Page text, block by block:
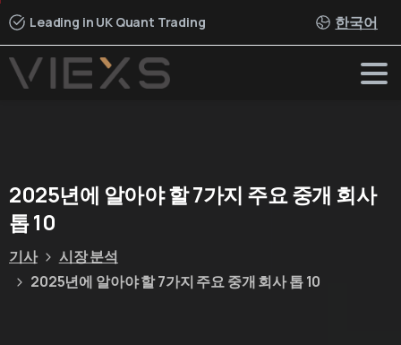
Leading in UK Quant Trading 한국어
2025년에 알아야할7가지 주요중개 회사
톱10
기사
시장 분석
2025년에 알아야 할 7가지 주요 중개 회사 톱 10